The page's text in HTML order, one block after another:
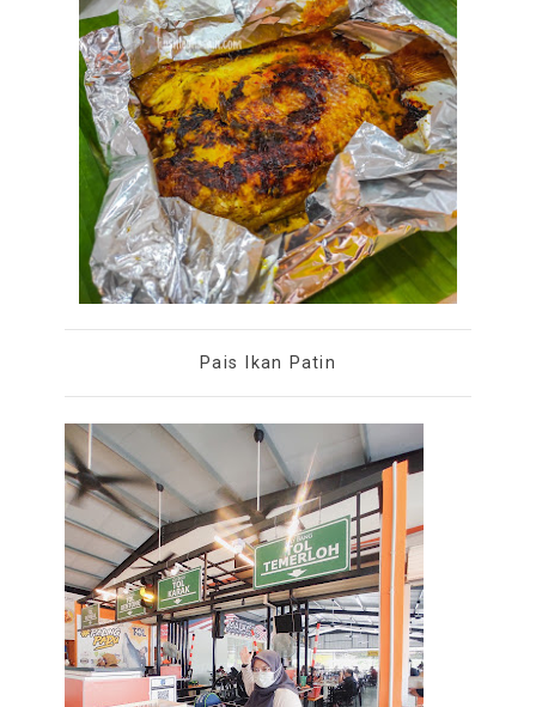
Pais Ikan Patin